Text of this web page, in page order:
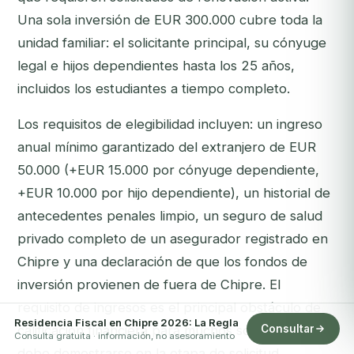
Una sola inversión de EUR 300.000 cubre toda la
unidad familiar: el solicitante principal, su cónyuge
legal e hijos dependientes hasta los 25 años,
incluidos los estudiantes a tiempo completo.
Los requisitos de elegibilidad incluyen: un ingreso
anual mínimo garantizado del extranjero de EUR
50.000 (+EUR 15.000 por cónyuge dependiente,
+EUR 10.000 por hijo dependiente), un historial de
antecedentes penales limpio, un seguro de salud
privado completo de un asegurador registrado en
Chipre y una declaración de que los fondos de
inversión provienen de fuera de Chipre. El
requisito de ingresos es el principal obstáculo de
calificación financiera para muchos solicitantes y
Residencia Fiscal en Chipre 2026: La Regla
Consulta gratuita · información, no asesoramiento
Consultar